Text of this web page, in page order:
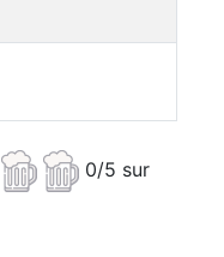
0/5 sur